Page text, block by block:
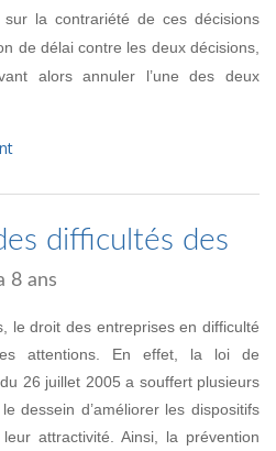
la contrariété de ces décisions
de délai contre les deux décisions,
alors annuler l’une des deux
difficultés des
8 ans
le droit des entreprises en difficulté
attentions. En effet, la loi de
26 juillet 2005 a souffert plusieurs
dessein d’améliorer les dispositifs
attractivité. Ainsi, la prévention